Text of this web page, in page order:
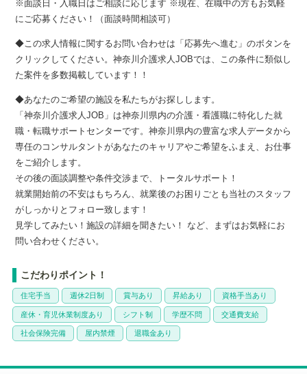
※面談日・入職日はご相談に応じます ※現在、在職中の方もお気軽
にご応募ください！（面談時間相談可）
◆この求人情報に関するお問い合わせは「応募先へ進む」のボタンを
クリックしてください。神奈川介護求人JOBでは、この条件に類似し
た案件を多数掲載しています！！
◆あなたのご希望の施設を私たちがお探しします。
「神奈川介護求人JOB」は神奈川県内の介護・看護職に特化した就
職・転職サポートセンターです。神奈川県内の豊富な求人データから
専任のコンサルタントがあなたのキャリアやご希望をふまえ、お仕事
をご紹介します。
その後の面談調整や条件交渉まで、トータルサポート！
就業開始前の不安はもちろん、就業後のお困りごとも当社のスタッフ
がしっかりとフォロー致します！
見学してみたい！施設の詳細を聞きたい！ など、まずはお気軽にお
問い合わせください。
こだわりポイント！
住宅手当 週休2日制 賞与あり 昇給あり 資格手当あり
産休・育児休業制度あり シフト制 学歴不問 交通費支給
社会保険完備 屋内禁煙 退職金あり